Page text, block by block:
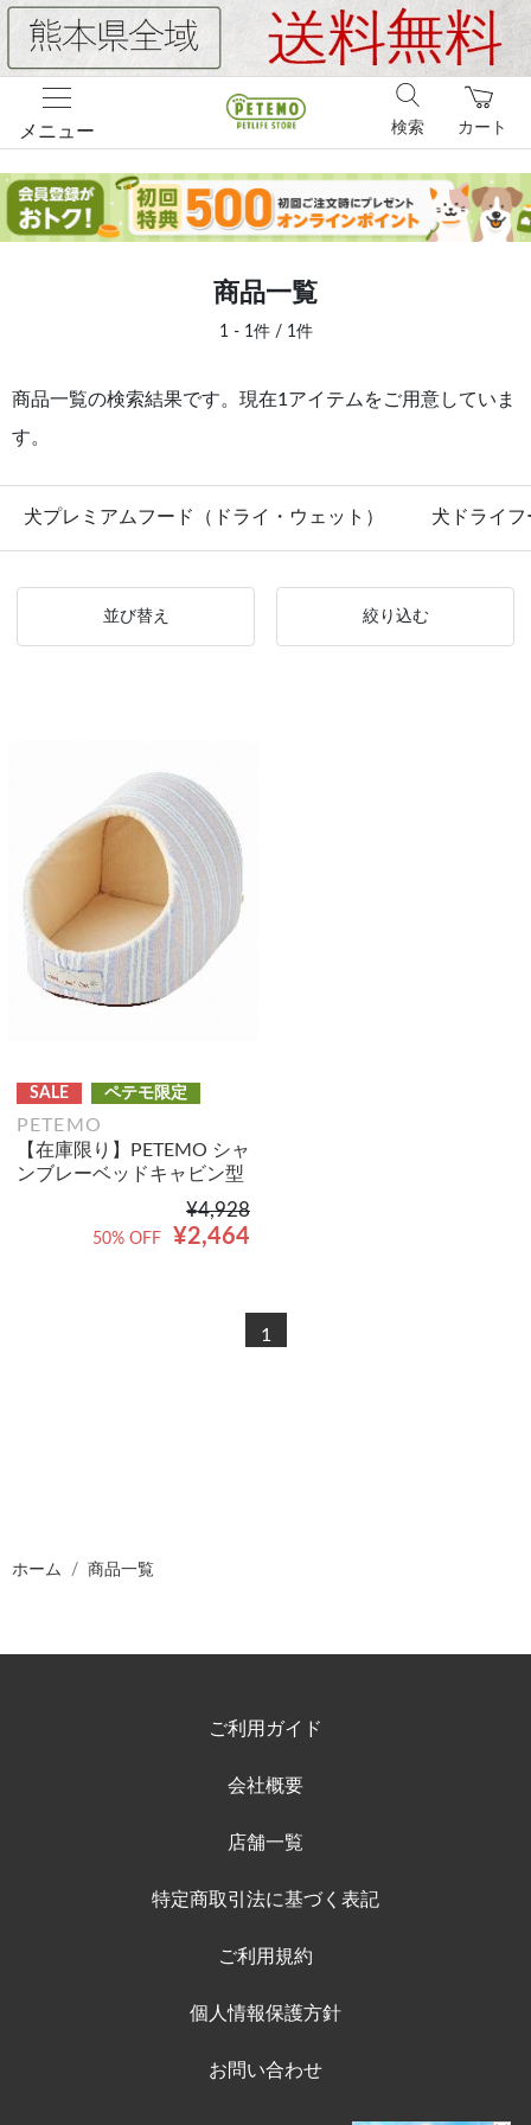
メニュー カート
検索
商品一覧
1 - 1件 / 1件
商品一覧の検索結果です。現在1アイテムをご用意していま
す。
犬プレミアムフード（ドライ・ウェット） 犬ドライフ
並び替え 絞り込む
SALE ペテモ限定
PETEMO
【在庫限り】PETEMO シャ
ンブレーベッドキャビン型
¥4,928
¥2,464
50% OFF
1
ホーム 商品一覧
ご利用ガイド
会社概要
店舗一覧
特定商取引法に基づく表記
ご利用規約
個人情報保護方針
お問い合わせ